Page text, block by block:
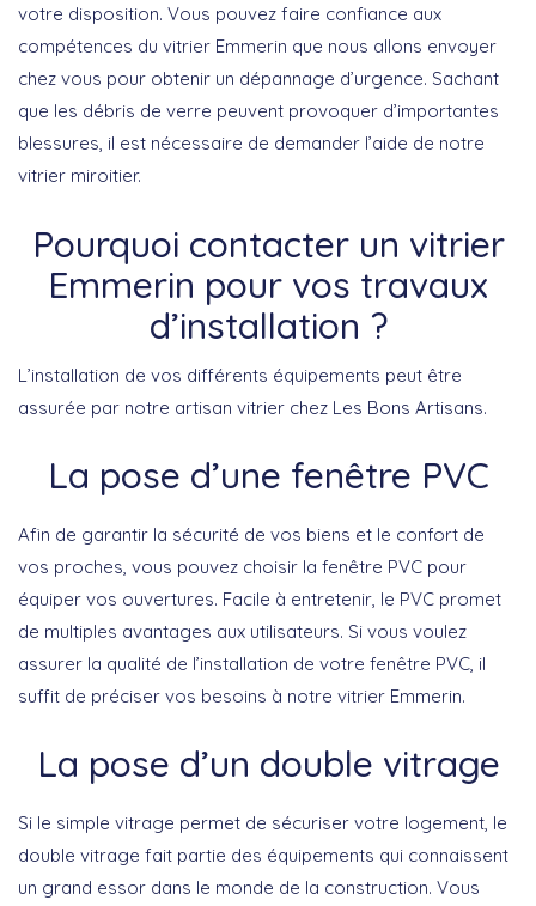
votre disposition. Vous pouvez faire confiance aux
compétences du vitrier Emmerin que nous allons envoyer
chez vous pour obtenir un dépannage d’urgence. Sachant
que les débris de verre peuvent provoquer d’importantes
blessures, il est nécessaire de demander l’aide de notre
vitrier miroitier.
Pourquoi contacter un vitrier
Emmerin pour vos travaux
d’installation ?
L’installation de vos différents équipements peut être
assurée par notre artisan vitrier chez Les Bons Artisans.
La pose d’une fenêtre PVC
Afin de garantir la sécurité de vos biens et le confort de
vos proches, vous pouvez choisir la fenêtre PVC pour
équiper vos ouvertures. Facile à entretenir, le PVC promet
de multiples avantages aux utilisateurs. Si vous voulez
assurer la qualité de l’installation de votre fenêtre PVC, il
suffit de préciser vos besoins à notre vitrier Emmerin.
La pose d’un double vitrage
Si le simple vitrage permet de sécuriser votre logement, le
double vitrage fait partie des équipements qui connaissent
un grand essor dans le monde de la construction. Vous